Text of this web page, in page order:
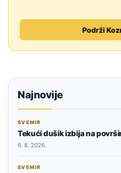
Podrži
Najnovije
SVEMIR
Tekući dušik izbija na
6. 8. 2026.
SVEMIR